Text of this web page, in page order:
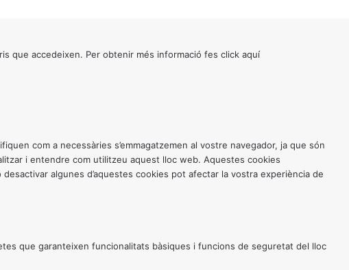
que accedeixen. Per obtenir més informació fes click aquí
com a necessàries s’emmagatzemen al vostre navegador, ja que són
i entendre com utilitzeu aquest lloc web. Aquestes cookies
algunes d’aquestes cookies pot afectar la vostra experiència de
que garanteixen funcionalitats bàsiques i funcions de seguretat del lloc